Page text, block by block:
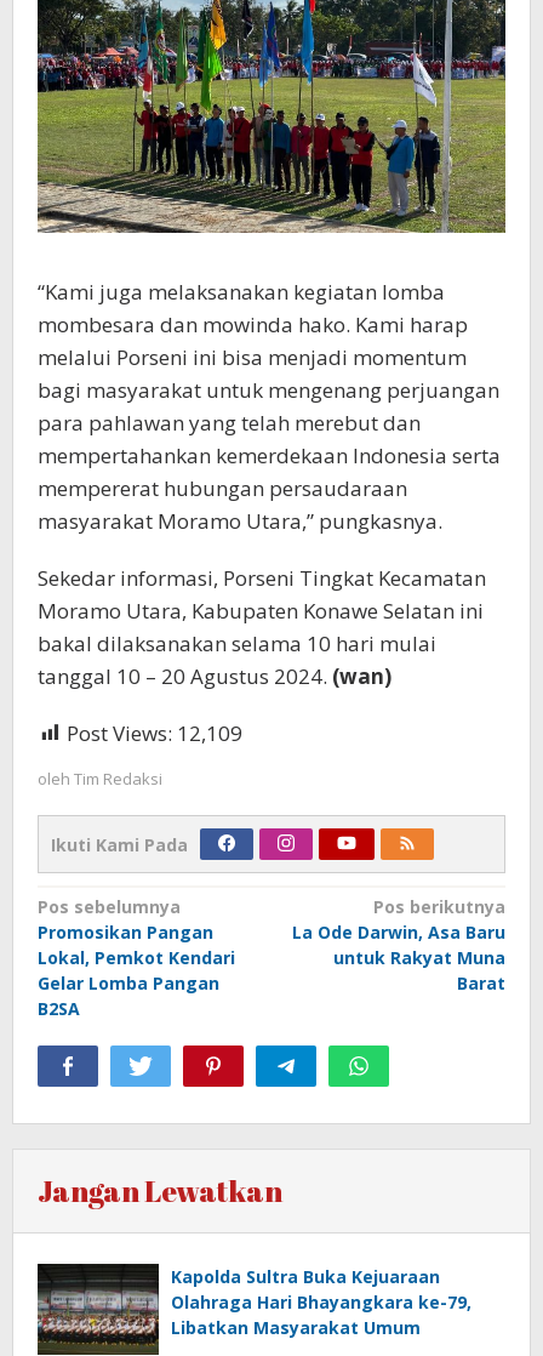
“Kami juga melaksanakan kegiatan lomba
mombesara dan mowinda hako. Kami harap
melalui Porseni ini bisa menjadi momentum
bagi masyarakat untuk mengenang perjuangan
para pahlawan yang telah merebut dan
mempertahankan kemerdekaan Indonesia serta
mempererat hubungan persaudaraan
masyarakat Moramo Utara,” pungkasnya.
Sekedar informasi, Porseni Tingkat Kecamatan
Moramo Utara, Kabupaten Konawe Selatan ini
bakal dilaksanakan selama 10 hari mulai
tanggal 10 – 20 Agustus 2024. (wan)
Post Views: 12,109
oleh Tim Redaksi
Ikuti Kami Pada
Navigasi
pos
Pos sebelumnya
Promosikan Pangan
Lokal, Pemkot Kendari
Gelar Lomba Pangan
B2SA
Pos berikutnya
La Ode Darwin, Asa Baru
untuk Rakyat Muna
Barat
Jangan Lewatkan
Kapolda Sultra Buka Kejuaraan
Olahraga Hari Bhayangkara ke-79,
Libatkan Masyarakat Umum